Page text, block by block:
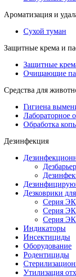
Ароматизация и
Сухой туман
Защитные крема и
Защитные
Очищающие
Средства для
Гигиена
Лабораторное
Обработка
Дезинфекция
Дезковрики
Серия
Серия
Серия
Индикаторы
Инсектициды
Оборудование
Родентициды
Утилизация